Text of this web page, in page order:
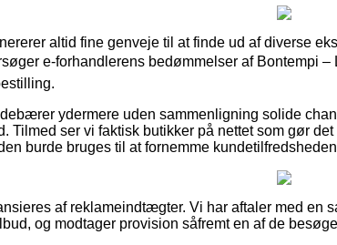
altid fine genveje til at finde ud af diverse
e-forhandlerens bedømmelser af Bontempi –
ydermere uden sammenligning solide
Tilmed ser vi faktisk butikker på nettet som gør
burde bruges til at fornemme
af reklameindtægter. Vi har aftaler med en
og modtager provision såfremt en af de